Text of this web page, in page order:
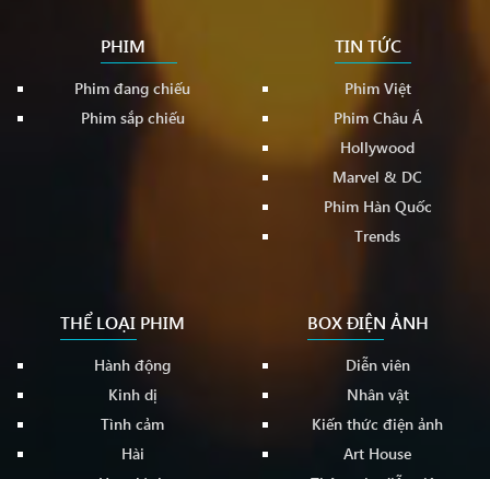
PHIM
Phim đang chiếu
Phim sắp chiếu
TIN TỨC
Phim Việt
Phim Châu Á
Hollywood
Marvel & DC
Phim Hàn Quốc
Trends
THỂ LOẠI PHIM
Hành động
Kinh dị
Tình cảm
Hài
BOX ĐIỆN ẢNH
Diễn viên
Nhân vật
Kiến thức điện ảnh
Art House